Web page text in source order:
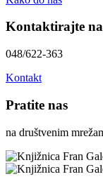
Kontaktirajte
048/622-363
Kontakt
Pratite nas
na društvenim